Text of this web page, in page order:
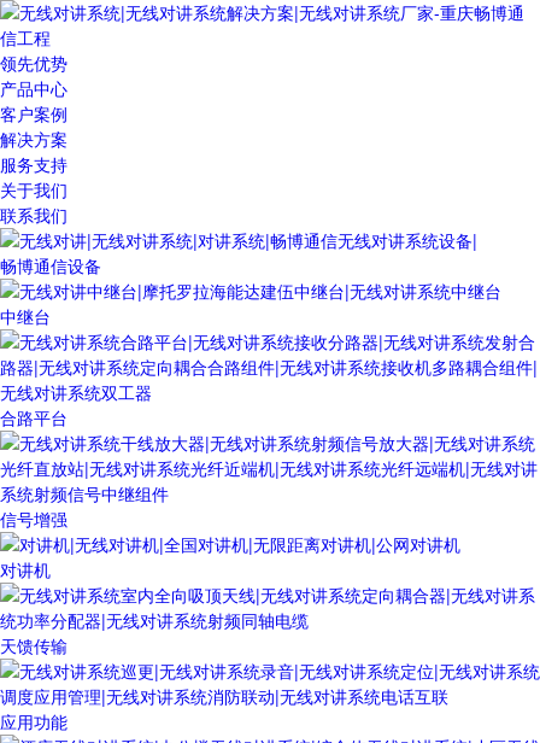
领先优势
产品中心
客户案例
解决方案
服务支持
关于我们
联系我们
畅博通信设备
中继台
合路平台
信号增强
对讲机
天馈传输
应用功能